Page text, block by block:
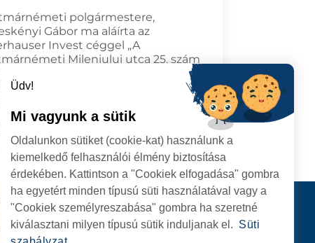
polgármestere,
Gábor ma aláírta az
Invest céggel „A
Mileniului utca 25. szám
található Sport Hotel épületének
című beruházási projekt
szerződését.
TOVÁBB
HIVATAL
NR. 1 CORP M,
Kapcsolat
KÖVESSENEK
Üdv!
Mi vagyunk a sütik
Oldalunkon sütiket (cookie-kat) használunk a
kiemelkedő felhasználói élmény biztosítása
érdekében. Kattintson a "Cookiek elfogadása" gombra
ha egyetért minden típusú süti használatával vagy a
"Cookiek személyreszabása" gombra ha szeretné
kiválasztani milyen típusú sütik induljanak el. Süti